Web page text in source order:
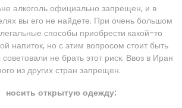
алкоголь официально запрещен, и в
вы его не найдете. При очень большом
способы приобрести какой-то
напиток, но с этим вопросом стоит быть
не брать этот риск. Ввоз в Иран
из других стран запрещен.
носить открытую одежду: